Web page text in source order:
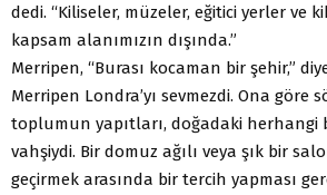
dedi. “Kiliseler, müzeler, eğitici yerler ve
kapsam alanımızın dışında.”
Merripen, “Burası kocaman bir şehir,”
Merripen Londra’yı sevmezdi. Ona göre
toplumun yapıtları, doğadaki herhangi
vahşiydi. Bir domuz ağılı veya şık bir
geçirmek arasında bir tercih yapması